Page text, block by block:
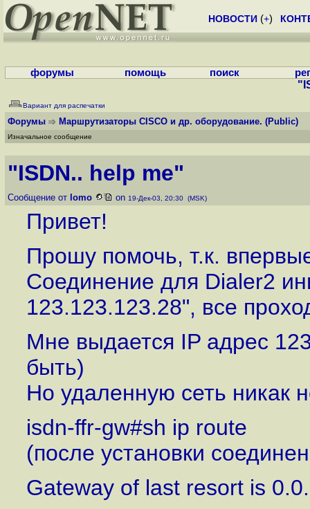
НОВОСТИ (+)
форумы помощь поиск
Вариант для распечатки
Форумы Маршрутизаторы CISCO и др. оборудование. (Public)
Изначальное сообщение
"ISDN.. help me"
Сообщение от lomo on 19-Дек-03, 20:30 (MSK)
Привет!
Прошу помочь, т.к.
Соединение для Dialer2
123.123.123.28", все
Мне выдается IP адрес
быть)
Но удаленную сеть никак
isdn-ffr-gw#sh ip route
(после установки
Gateway of last resort is